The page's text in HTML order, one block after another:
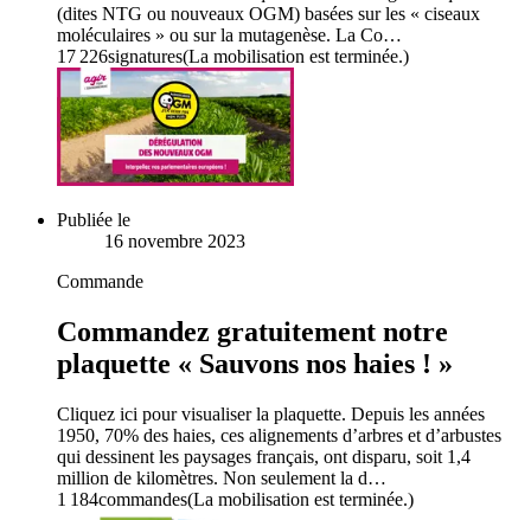
(dites NTG ou nouveaux OGM) basées sur les « ciseaux
moléculaires » ou sur la mutagenèse. La Co…
17 226signatures(La mobilisation est terminée.)
Publiée le
16 novembre 2023
Commande
Commandez gratuitement notre
plaquette « Sauvons nos haies ! »
Cliquez ici pour visualiser la plaquette. Depuis les années
1950, 70% des haies, ces alignements d’arbres et d’arbustes
qui dessinent les paysages français, ont disparu, soit 1,4
million de kilomètres. Non seulement la d…
1 184commandes(La mobilisation est terminée.)